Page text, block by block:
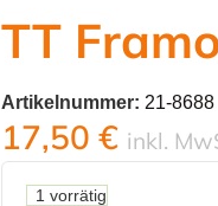
TT
Artikelnummer: 21-8688
17,50 € inkl.
1 vorrätig